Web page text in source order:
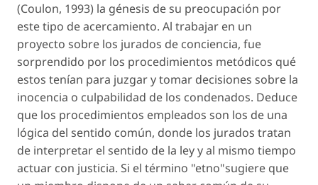
(Coulon, 1993) la génesis de su preocupación por
este tipo de acercamiento. Al trabajar en un
proyecto sobre los jurados de conciencia, fue
sorprendido por los procedimientos metódicos qué
estos tenían para juzgar y tomar decisiones sobre la
inocencia o culpabilidad de los condenados. Deduce
que los procedimientos empleados son los de una
lógica del sentido común, donde los jurados tratan
de interpretar el sentido de la ley y al mismo tiempo
actuar con justicia. Si el término "etno"sugiere que